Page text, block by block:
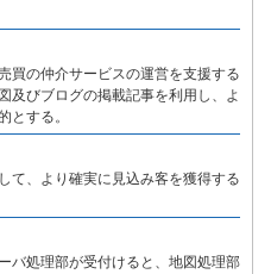
買の仲介サービスの運営を支援する
及びブログの掲載記事を利用し、よ
とする。
て、より確実に見込み客を獲得する
バ処理部が受付けると、地図処理部